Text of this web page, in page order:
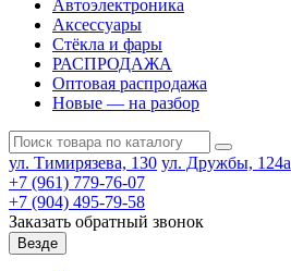
Автоэлектроника
Аксессуары
Стёкла и фары
РАСПРОДАЖА
Оптовая распродажа
Новые — на разбор
ул. Тимирязева, 130 ул. Дружбы, 124а
+7 (961) 779-76-07
+7 (904) 495-79-58
Заказать обратный звонок
Везде